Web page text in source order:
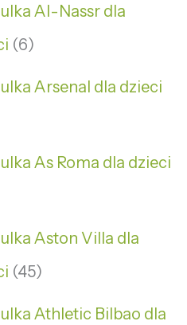
Al-Nassr dla
6
Arsenal dla dzieci
As Roma dla dzieci
Aston Villa dla
45
Athletic Bilbao dla